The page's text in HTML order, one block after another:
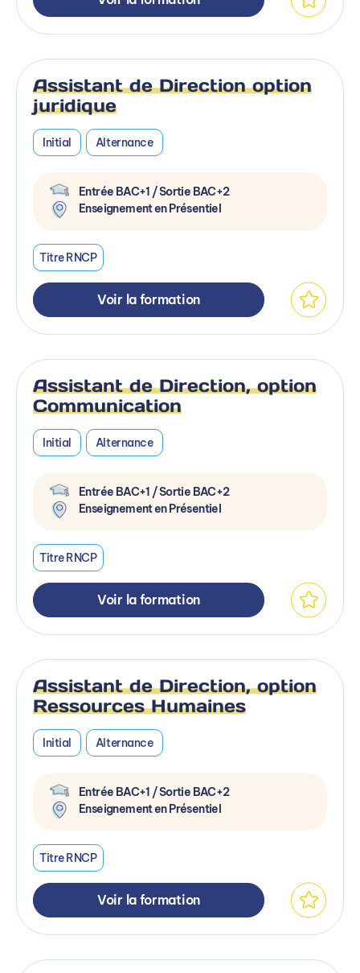
Assistant de Direction option
juridique
Initial Alternance
Entrée BAC+1 / Sortie BAC+2
Enseignement en Présentiel
Titre RNCP
Voir la formation
Assistant de Direction, option
Communication
Initial Alternance
Entrée BAC+1 / Sortie BAC+2
Enseignement en Présentiel
Titre RNCP
Voir la formation
Assistant de Direction, option
Ressources Humaines
Initial Alternance
Entrée BAC+1 / Sortie BAC+2
Enseignement en Présentiel
Titre RNCP
Voir la formation